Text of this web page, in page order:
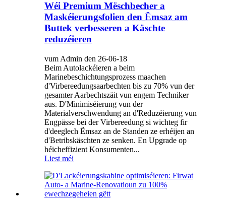
Wéi Premium Mëschbecher a
Maskéierungsfolien den Ëmsaz am
Buttek verbesseren a Käschte
reduzéieren
vum Admin den 26-06-18
Beim Autolackéieren a beim
Marinebeschichtungsprozess maachen
d'Virbereedungsaarbechten bis zu 70% vun der
gesamter Aarbechtszäit vun engem Techniker
aus. D'Minimiséierung vun der
Materialverschwendung an d'Reduzéierung vun
Engpässe bei der Virbereedung si wichteg fir
d'deeglech Ëmsaz an de Standen ze erhéijen an
d'Betribskäschten ze senken. En Upgrade op
héicheffizient Konsumenten...
Liest méi